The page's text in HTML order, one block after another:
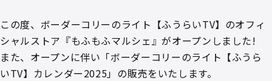
この度、ボーダーコリーのライト【ふうらいTV】のオフィ
シャルストア『もふもふマルシェ』がオープンしました!
また、オープンに伴い「ボーダーコリーのライト【ふうら
いTV】カレンダー2025」の販売をいたします。